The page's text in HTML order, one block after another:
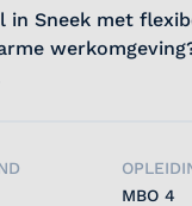
in Sneek met
MBO 4